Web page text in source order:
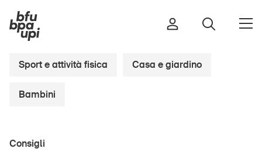
Strada e traffico
Edifici e impianti
Sport e attività fisica Casa e giardino
Bambini
Consigli